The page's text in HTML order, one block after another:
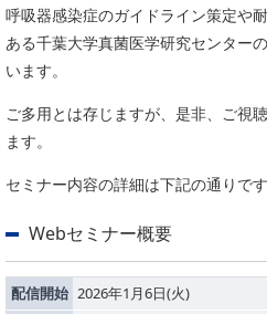
ニュース＆イベント
ニュース
イベント
PICK UP
呼吸器感染症のガイドライン策定や
ある千葉大学真菌医学研究センター
います。
ご多用とは存じますが、是非、ご視
ます。
セミナー内容の詳細は下記の通りです
Webセミナー概要
配信開始 2026年1月6日(火)